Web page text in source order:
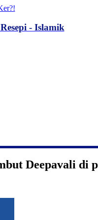
- Islamik
Deepavali di